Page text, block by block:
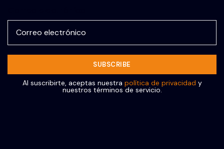
Al suscribirte, aceptas nuestra política de privacidad y
nuestros términos de servicio.